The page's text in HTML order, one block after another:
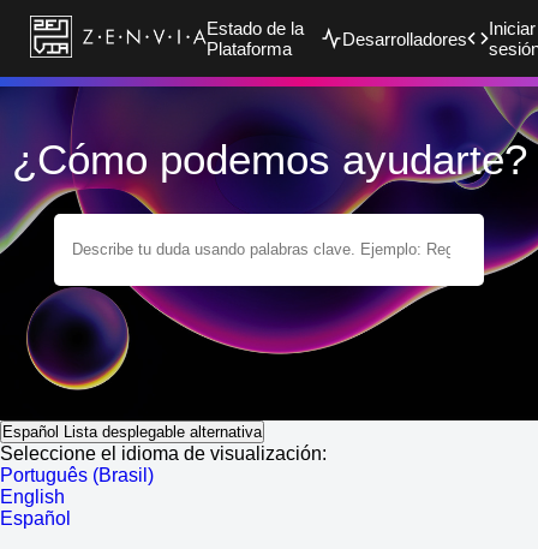
Estado de la
Plataforma
Desarrolladores
Iniciar
¿Cómo podemos ayudarte?
Español Lista desplegable alternativa
Seleccione el idioma de visualización:
Português (Brasil)
English
Español